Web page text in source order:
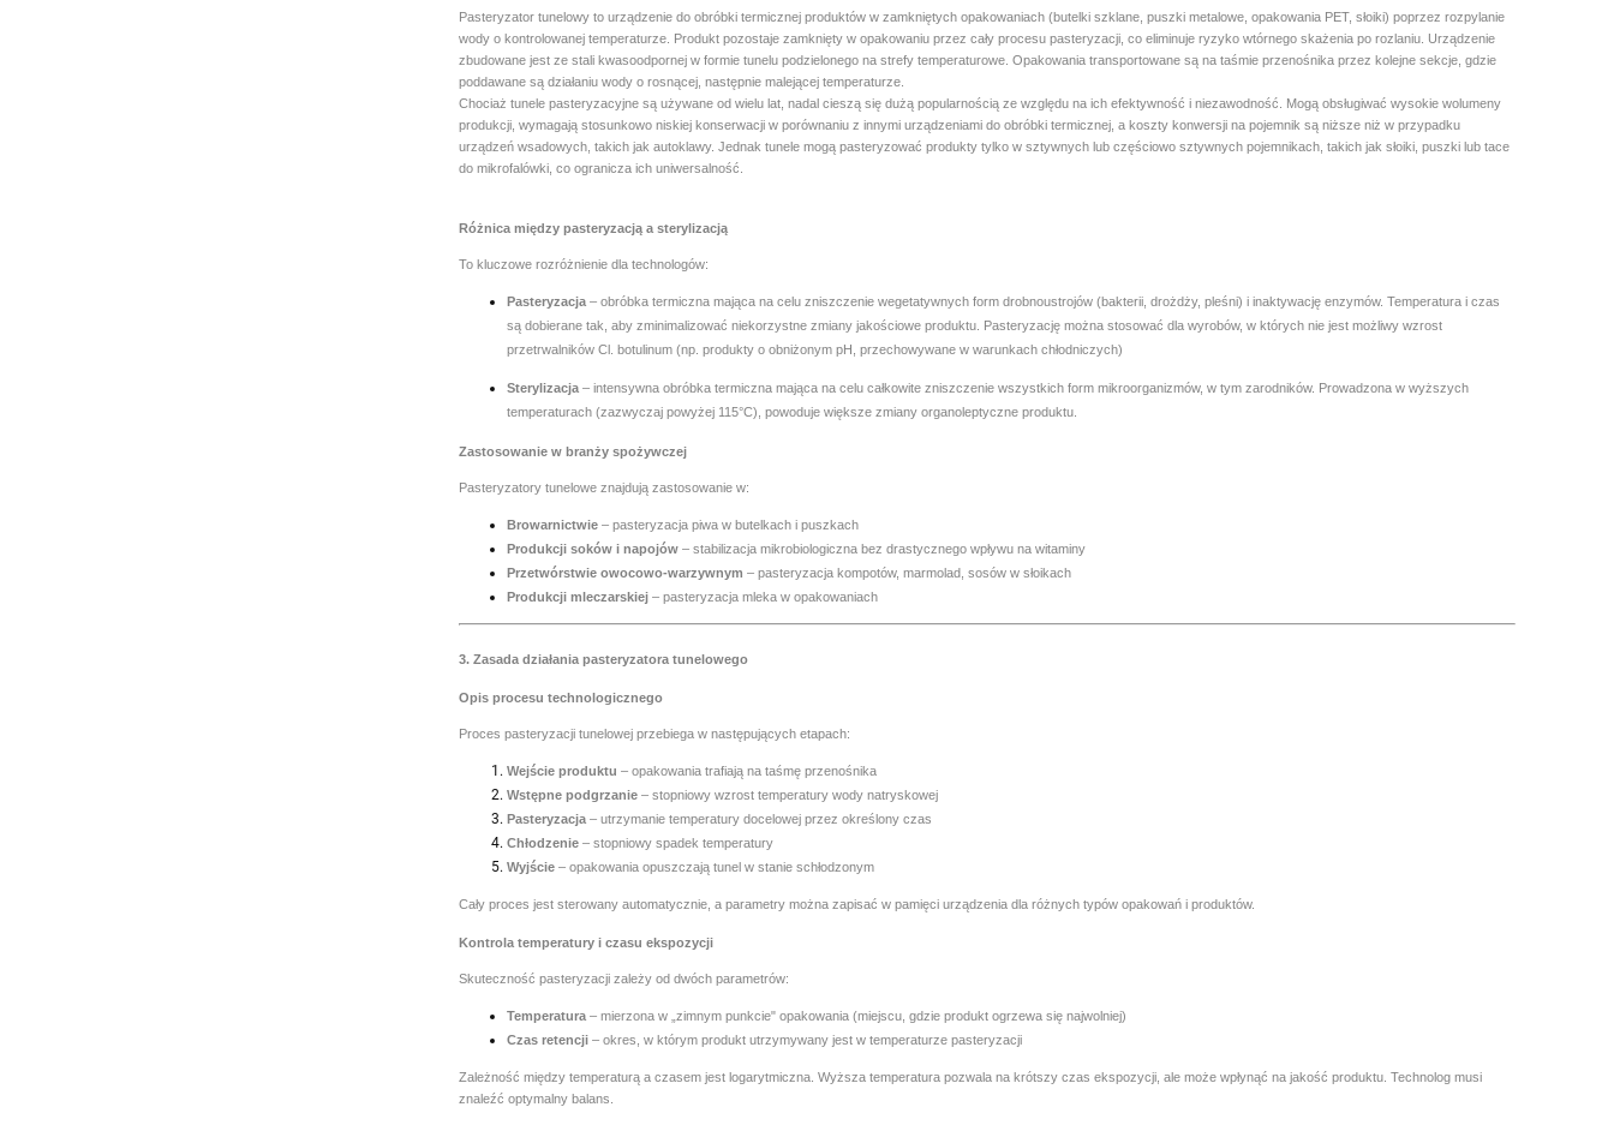
Pasteryzator tunelowy to urządzenie do obróbki termicznej produktów w zamkniętych opakowaniach (butelki szklane, puszki metalowe, opakowania PET, słoiki) poprzez rozpylanie
wody o kontrolowanej temperaturze. Produkt pozostaje zamknięty w opakowaniu przez cały procesu pasteryzacji, co eliminuje ryzyko wtórnego skażenia po rozlaniu. Urządzenie
zbudowane jest ze stali kwasoodpornej w formie tunelu podzielonego na strefy temperaturowe. Opakowania transportowane są na taśmie przenośnika przez kolejne sekcje, gdzie
poddawane są działaniu wody o rosnącej, następnie malejącej temperaturze.
Chociaż tunele pasteryzacyjne są używane od wielu lat, nadal cieszą się dużą popularnością ze względu na ich efektywność i niezawodność. Mogą obsługiwać wysokie wolumeny
produkcji, wymagają stosunkowo niskiej konserwacji w porównaniu z innymi urządzeniami do obróbki termicznej, a koszty konwersji na pojemnik są niższe niż w przypadku
urządzeń wsadowych, takich jak autoklawy. Jednak tunele mogą pasteryzować produkty tylko w sztywnych lub częściowo sztywnych pojemnikach, takich jak słoiki, puszki lub tace
do mikrofalówki, co ogranicza ich uniwersalność.
Różnica między pasteryzacją a sterylizacją
To kluczowe rozróżnienie dla technologów:
Pasteryzacja – obróbka termiczna mająca na celu zniszczenie wegetatywnych form drobnoustrojów (bakterii, drożdży, pleśni) i inaktywację enzymów. Temperatura i czas
są dobierane tak, aby zminimalizować niekorzystne zmiany jakościowe produktu. Pasteryzację można stosować dla wyrobów, w których nie jest możliwy wzrost
przetrwalników Cl. botulinum (np. produkty o obniżonym pH, przechowywane w warunkach chłodniczych)
Sterylizacja – intensywna obróbka termiczna mająca na celu całkowite zniszczenie wszystkich form mikroorganizmów, w tym zarodników. Prowadzona w wyższych
temperaturach (zazwyczaj powyżej 115°C), powoduje większe zmiany organoleptyczne produktu.
Zastosowanie w branży spożywczej
Pasteryzatory tunelowe znajdują zastosowanie w:
Browarnictwie – pasteryzacja piwa w butelkach i puszkach
Produkcji soków i napojów – stabilizacja mikrobiologiczna bez drastycznego wpływu na witaminy
Przetwórstwie owocowo-warzywnym – pasteryzacja kompotów, marmolad, sosów w słoikach
Produkcji mleczarskiej – pasteryzacja mleka w opakowaniach
3. Zasada działania pasteryzatora tunelowego
Opis procesu technologicznego
Proces pasteryzacji tunelowej przebiega w następujących etapach:
Wejście produktu – opakowania trafiają na taśmę przenośnika
Wstępne podgrzanie – stopniowy wzrost temperatury wody natryskowej
Pasteryzacja – utrzymanie temperatury docelowej przez określony czas
Chłodzenie – stopniowy spadek temperatury
Wyjście – opakowania opuszczają tunel w stanie schłodzonym
Cały proces jest sterowany automatycznie, a parametry można zapisać w pamięci urządzenia dla różnych typów opakowań i produktów.
Kontrola temperatury i czasu ekspozycji
Skuteczność pasteryzacji zależy od dwóch parametrów:
Temperatura – mierzona w „zimnym punkcie" opakowania (miejscu, gdzie produkt ogrzewa się najwolniej)
Czas retencji – okres, w którym produkt utrzymywany jest w temperaturze pasteryzacji
Zależność między temperaturą a czasem jest logarytmiczna. Wyższa temperatura pozwala na krótszy czas ekspozycji, ale może wpłynąć na jakość produktu. Technolog musi
znaleźć optymalny balans.